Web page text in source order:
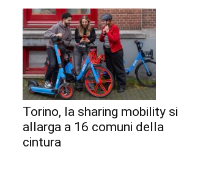
Torino, la sharing mobility si
allarga a 16 comuni della
cintura